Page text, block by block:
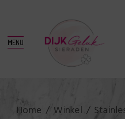
MENU
Home Winkel